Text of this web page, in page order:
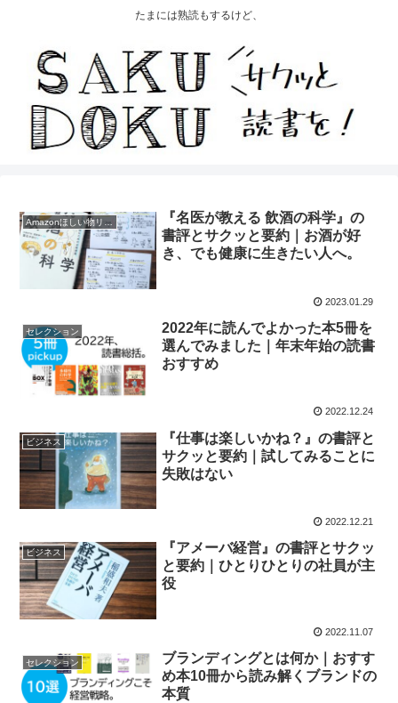
たまには熟読もするけど、
Amazonほしい物リスト2022
『名医が教える 飲酒の科学』の
書評とサクッと要約｜お酒が好
き、でも健康に生きたい人へ。
2023.01.29
セレクション
2022年に読んでよかった本5冊を
選んでみました｜年末年始の読書
おすすめ
2022.12.24
ビジネス
『仕事は楽しいかね？』の書評と
サクッと要約｜試してみることに
失敗はない
2022.12.21
ビジネス
『アメーバ経営』の書評とサクッ
と要約｜ひとりひとりの社員が主
役
2022.11.07
セレクション
ブランディングとは何か｜おすす
め本10冊から読み解くブランドの
本質